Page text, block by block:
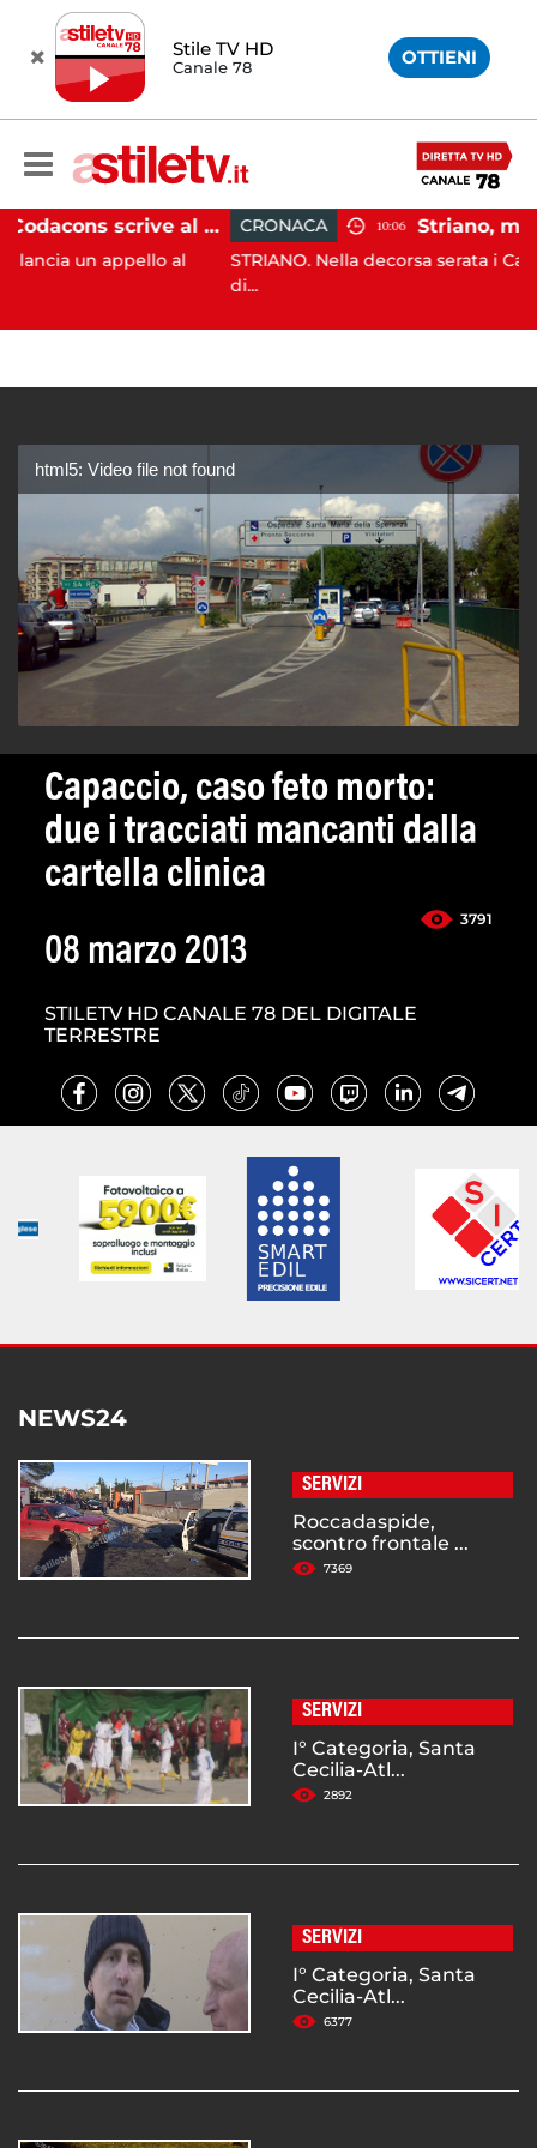
Stile TV HD
Canale 78 OTTIENI
Paestum, Codacons scrive al ministro Giuli: "Rilanciare scavi dell'Anfiteatro nell'area archeologica"
appello al
CRONACA 10:06
STRIANO. Nella decorsa serata i Carabinieri
html5: Video file not found
Capaccio, caso feto morto:
due i tracciati mancanti dalla
cartella clinica
3791
08 marzo 2013
STILETV HD CANALE 78 DEL DIGITALE
TERRESTRE
NEWS24
SERVIZI
Roccadaspide,
scontro frontale ...
7369
SERVIZI
I° Categoria, Santa
Cecilia-Atl...
2892
SERVIZI
I° Categoria, Santa
Cecilia-Atl...
6377